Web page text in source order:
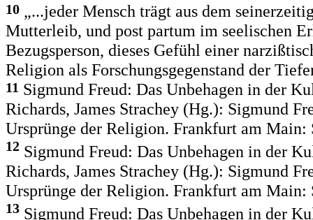
10 „...jeder Mensch trägt aus dem
Mutterleib, und post partum im seelischen
Bezugsperson, dieses Gefühl einer
Religion als Forschungsgegenstand der
11 Sigmund Freud: Das Unbehagen in der
Richards, James Strachey (Hg.): Sigmund
Ursprünge der Religion. Frankfurt am Main:
12 Sigmund Freud: Das Unbehagen in der
Richards, James Strachey (Hg.): Sigmund
Ursprünge der Religion. Frankfurt am Main:
13 Sigmund Freud: Das Unbehagen in der